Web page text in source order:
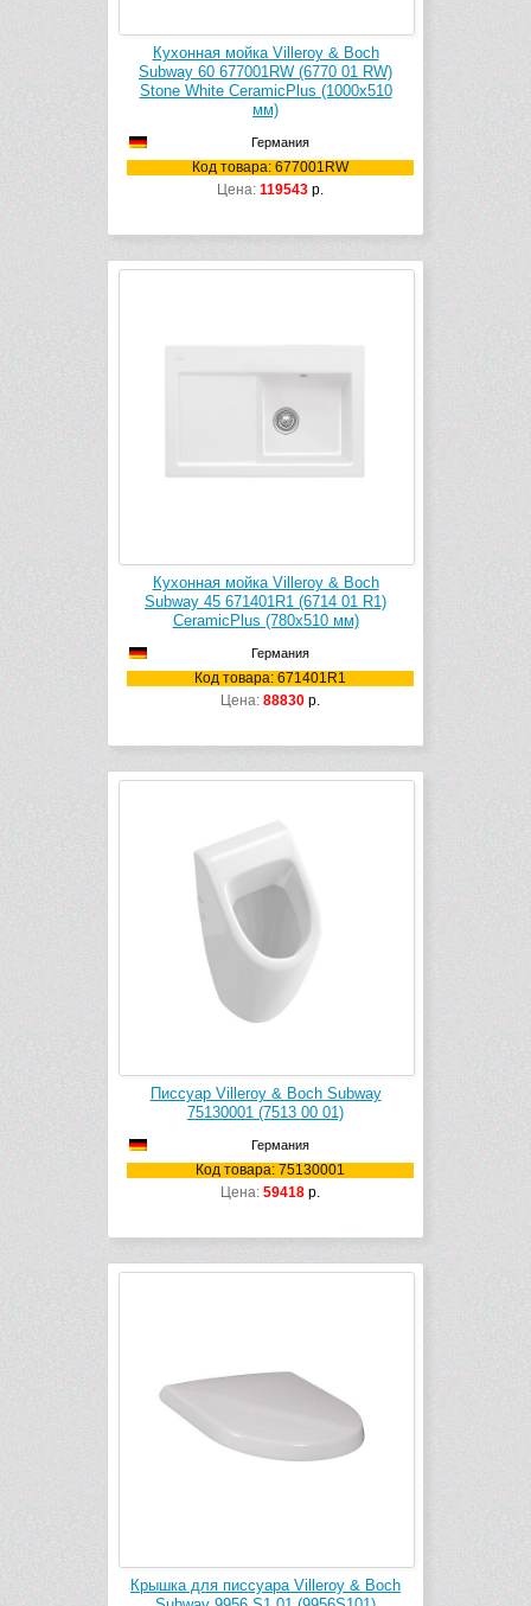
Кухонная мойка Villeroy & Boch
Subway 60 677001RW (6770 01 RW)
Stone White CeramicPlus (1000х510
мм)
Германия
Код товара: 677001RW
Цена: 119543 р.
Кухонная мойка Villeroy & Boch
Subway 45 671401R1 (6714 01 R1)
CeramicPlus (780х510 мм)
Германия
Код товара: 671401R1
Цена: 88830 р.
Писсуар Villeroy & Boch Subway
75130001 (7513 00 01)
Германия
Код товара: 75130001
Цена: 59418 р.
Крышка для писсуара Villeroy & Boch